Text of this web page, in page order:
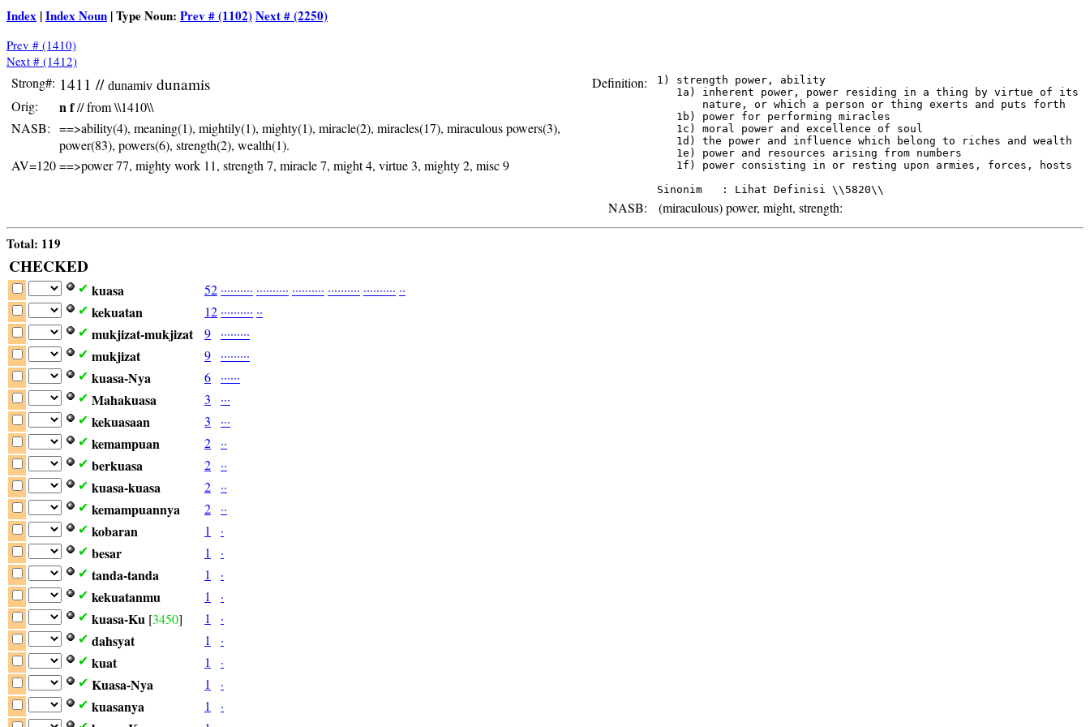
Index |Index Noun | Type Noun: Prev # (1102)Next # (2250)
Prev # (1410)
Next # (1412)
Strong#: 1411 // dunamiv dunamis
Orig: n f// from \\1410\\
NASB: ==>ability(4), meaning(1), mightily(1), mighty(1), miracle(2), miracles(17), miraculous powers(3),
power(83), powers(6), strength(2), wealth(1).
AV=120==>power 77, mighty work 11, strength 7, miracle 7, might 4, virtue 3, mighty 2, misc 9
Definition:
1) strength power, ability
    1a) inherent power, power residing in a thing by virtue of its
        nature, or which a person or thing exerts and puts forth
    1b) power for performing miracles
    1c) moral power and excellence of soul
    1d) the power and influence which belong to riches and wealth
    1e) power and resources arising from numbers
    1f) power consisting in or resting upon armies, forces, hosts
NASB: (miraculous) power, might, strength:
Total: 119
CHECKED
✔ kuasa 52 ·········· ·········· ·········· ·········· ·········· ··
✔ kekuatan 12 ·········· ··
✔ mukjizat-mukjizat 9 ·········
✔ mukjizat 9 ·········
✔ kuasa-Nya 6 ······
✔ Mahakuasa 3 ···
✔ kekuasaan 3 ···
✔ kemampuan 2 ··
✔ berkuasa 2 ··
✔ kuasa-kuasa 2 ··
✔ kemampuannya 2 ··
✔ kobaran 1 ·
✔ besar 1 ·
✔ tanda-tanda 1 ·
✔ kekuatanmu 1 ·
✔ kuasa-Ku [3450] 1 ·
✔ dahsyat 1 ·
✔ kuat 1 ·
✔ Kuasa-Nya 1 ·
✔ kuasanya 1 ·